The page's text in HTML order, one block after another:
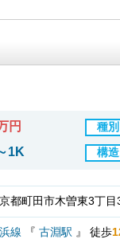
円 種別
1K 構造
都町田市木曽東3丁目
線 『 古淵駅 』 徒歩